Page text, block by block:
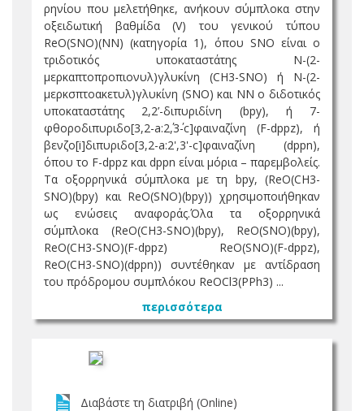
ρηνίου που μελετήθηκε, ανήκουν σύμπλοκα στην
οξειδωτική βαθμίδα (V) του γενικού τύπου
ReO(SNO)(NN) (κατηγορία 1), όπου SNO είναι ο
τριδοτικός υποκαταστάτης Ν-(2-
μερκαπτοπροπιονυλ)γλυκίνη (CH3-SNO) ή Ν-(2-
μερκσπτοακετυλ)γλυκίνη (SNO) και ΝΝ o διδοτικός
υποκαταστάτης 2,2’-διπυριδίνη (bpy), ή 7-
φθοροδιπυριδο[3,2-a:2΄,3΄-c]φαιναζίνη (F-dppz), ή
βενζο[i]διπυριδο[3,2-a:2',3'-c]φαιναζίνη (dppn),
όπου το F-dppz και dppn είναι μόρια – παρεμβολείς.
Τα οξορρηνικά σύμπλοκα με τη bpy, (ReO(CH3-
SNO)(bpy) και ReO(SNO)(bpy)) χρησιμοποιήθηκαν
ως ενώσεις αναφοράς.Όλα τα οξορρηνικά
σύμπλοκα (ReO(CH3-SNO)(bpy), ReO(SNO)(bpy),
ReO(CH3-SNO)(F-dppz) ReO(SNO)(F-dppz),
ReO(CH3-SNO)(dppn)) συντέθηκαν με αντίδραση
του πρόδρομου συμπλόκου ReOCl3(PPh3) ...
περισσότερα
Διαβάστε τη διατριβή (Online)